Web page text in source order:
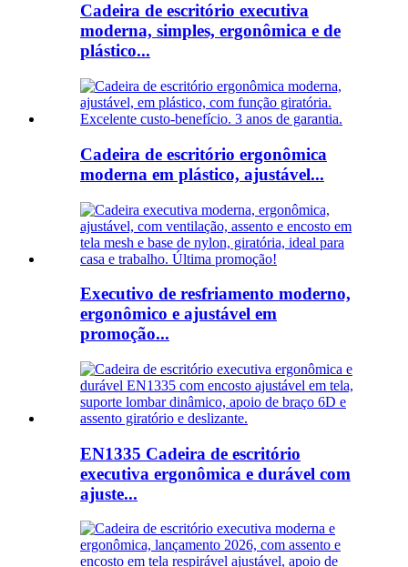
Cadeira de escritório executiva
moderna, simples, ergonômica e de
plástico...
Cadeira de escritório ergonômica
moderna em plástico, ajustável...
Executivo de resfriamento moderno,
ergonômico e ajustável em
promoção...
EN1335 Cadeira de escritório
executiva ergonômica e durável com
ajuste...